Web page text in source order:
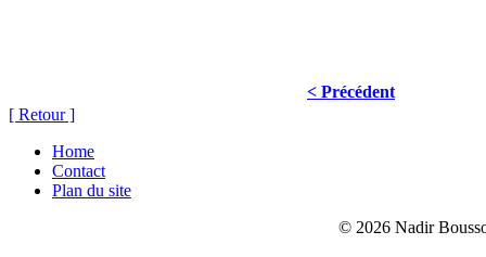
< Précédent
[ Retour ]
Home
Contact
Plan du site
© 2026 Nadir